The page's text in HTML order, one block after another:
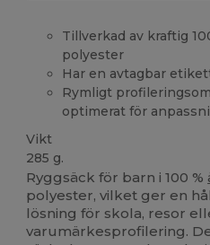
Tillverkad av kraftig
polyester
Har en avtagbar
Rymligt
optimerat för
Vikt
285 g.
Ryggsäck för barn i 100 %
polyester, vilket ger en
lösning för skola, resor
varumärkesprofilering.